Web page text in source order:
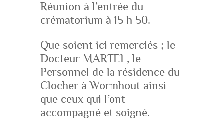
Réunion à l’entrée du
crématorium à 15 h 50.
Que soient ici remerciés ; le
Docteur MARTEL, le
Personnel de la résidence du
Clocher à Wormhout ainsi
que ceux qui l’ont
accompagné et soigné.